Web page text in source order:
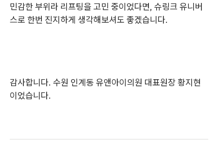
민감한 부위라 리프팅을 고민 중이었다면, 슈링크 유니버
스로 한번 진지하게 생각해보셔도 좋겠습니다.
감사합니다. 수원 인계동 유앤아이의원 대표원장 황지현
이었습니다.